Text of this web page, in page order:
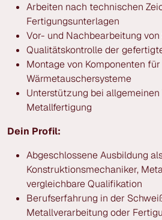
Arbeiten nach technischen
Fertigungsunterlagen
Vor- und Nachbearbeitung
Qualitätskontrolle der
Montage von Komponenten
Wärmetauschersysteme
Unterstützung bei
Metallfertigung
Dein Profil:
Abgeschlossene Ausbildung
Konstruktionsmechaniker,
vergleichbare Qualifikation
Berufserfahrung in der
Metallverarbeitung oder